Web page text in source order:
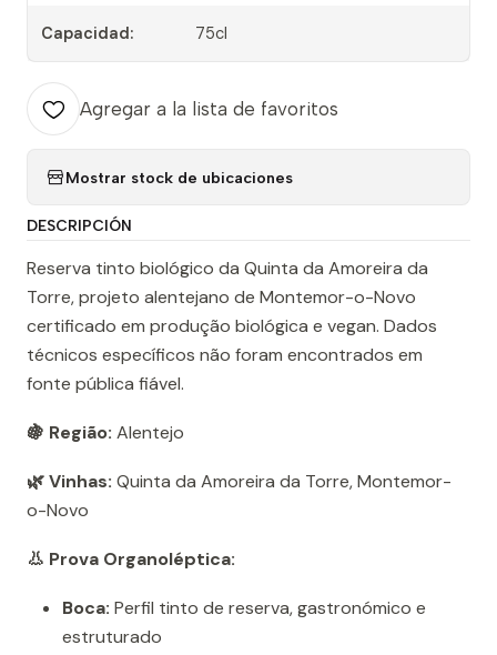
Capacidad: 75cl
Agregar a la lista de favoritos
Mostrar stock de ubicaciones
DESCRIPCIÓN
Reserva tinto biológico da Quinta da Amoreira da
Torre, projeto alentejano de Montemor-o-Novo
certificado em produção biológica e vegan. Dados
técnicos específicos não foram encontrados em
fonte pública fiável.
🍇 Região: Alentejo
🌿 Vinhas: Quinta da Amoreira da Torre, Montemor-
o-Novo
👃 Prova Organoléptica:
Boca: Perfil tinto de reserva, gastronómico e
estruturado